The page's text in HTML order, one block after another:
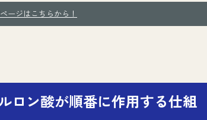
ージはこちらから！
ロン酸が順番に作用する仕組